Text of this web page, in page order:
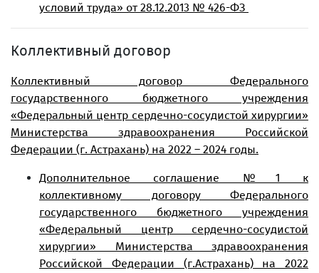
условий труда» от 28.12.2013 № 426-ФЗ
Коллективный договор
Коллективный договор Федерального
государственного бюджетного учреждения
«Федеральный центр сердечно-сосудистой хирургии»
Министерства здравоохранения Российской
Федерации (г. Астрахань) на 2022 – 2024 годы.
Дополнительное соглашение №1 к
коллективному договору Федерального
государственного бюджетного учреждения
«Федеральный центр сердечно-сосудистой
хирургии» Министерства здравоохранения
Российской Федерации (г.Астрахань) на 2022